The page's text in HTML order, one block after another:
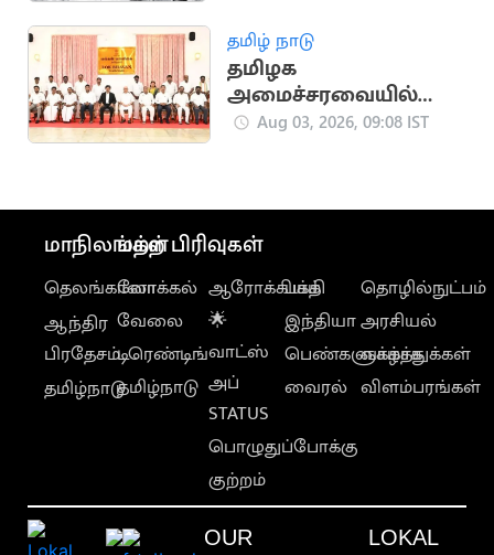
தமிழ் நாடு
தமிழக
அமைச்சரவையில்
விரைவில் மாற்றம்.. 4
Aug 03, 2026, 09:08 IST
மாநிலங்கள்
தெலங்கானா
ஆந்திர
பிரதேசம்
தமிழ்நாடு
மற்ற பிரிவுகள்
லோக்கல்
வேலை
டிரெண்டிங்
தமிழ்நாடு
ஆரோக்கியம்
🌟
வாட்ஸ்
அப்
STATUS
பொழுதுப்போக்கு
குற்றம்
பக்தி
இந்தியா
பெண்களுக்காக
வைரல்
தொழில்நுட்பம்
அரசியல்
வாழ்த்துக்கள்
விளம்பரங்கள்
OUR LOKAL